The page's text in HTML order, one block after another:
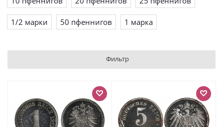
1/2 марки 50 пфеннигов 1 марка
Фильтр